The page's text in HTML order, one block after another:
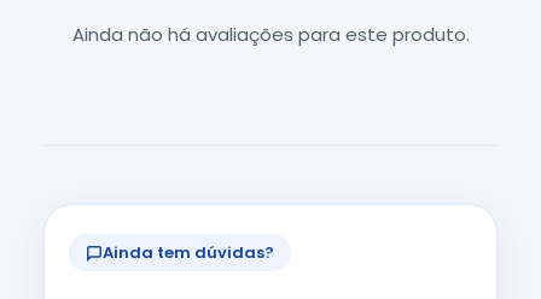
Ainda não há avaliações para este produto.
Ainda tem dúvidas?